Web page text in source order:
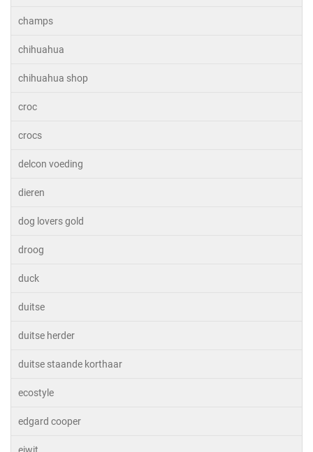
champs
chihuahua
chihuahua shop
croc
crocs
delcon voeding
dieren
dog lovers gold
droog
duck
duitse
duitse herder
duitse staande korthaar
ecostyle
edgard cooper
eiwit